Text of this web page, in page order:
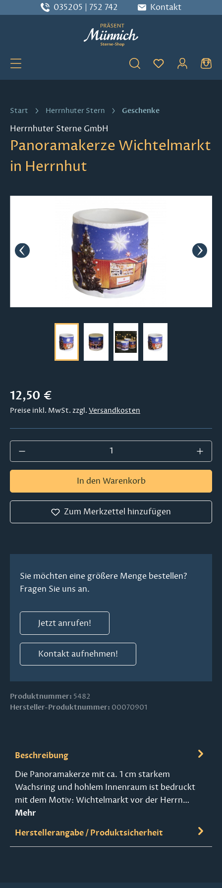
Zum Hauptinhalt springen
035205 | 752 742 Kontakt
Du hast 0
Start Herrnhuter Stern Geschenke
Herrnhuter Sterne GmbH
Panoramakerze Wichtelmarkt
in Herrnhut
Regulärer Preis:
12,50 €
Preise inkl. MwSt. zzgl. Versandkosten
Produkt Anzahl: Gib den gewünschten
In den Warenkorb
Zum Merkzettel hinzufügen
Sie möchten eine größere Menge bestellen?
Fragen Sie uns an.
Jetzt anrufen!
Kontakt aufnehmen!
Produktnummer: 5482
Hersteller-Produktnummer: 00070901
Beschreibung
Die Panoramakerze mit ca. 1 cm starkem
Wachsring und hohlem Innenraum ist bedruckt
mit dem Motiv: Wichtelmarkt vor der Herrn…
Mehr
Herstellerangabe / Produktsicherheit